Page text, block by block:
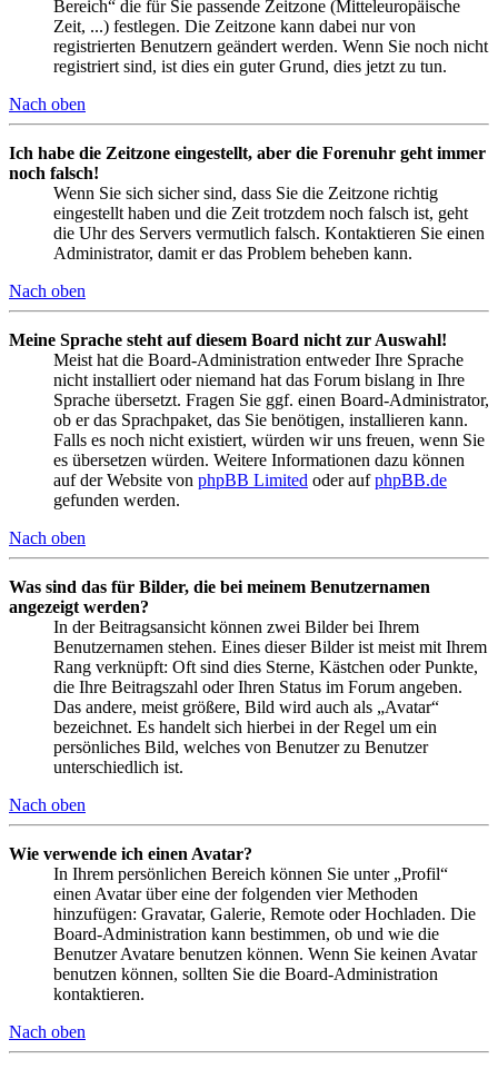
Bereich“ die für Sie passende Zeitzone (Mitteleuropäische
Zeit, ...) festlegen. Die Zeitzone kann dabei nur von
registrierten Benutzern geändert werden. Wenn Sie noch nicht
registriert sind, ist dies ein guter Grund, dies jetzt zu tun.
Nach oben
Ich habe die Zeitzone eingestellt, aber die Forenuhr geht immer
noch falsch!
Wenn Sie sich sicher sind, dass Sie die Zeitzone richtig
eingestellt haben und die Zeit trotzdem noch falsch ist, geht
die Uhr des Servers vermutlich falsch. Kontaktieren Sie einen
Administrator, damit er das Problem beheben kann.
Nach oben
Meine Sprache steht auf diesem Board nicht zur Auswahl!
Meist hat die Board-Administration entweder Ihre Sprache
nicht installiert oder niemand hat das Forum bislang in Ihre
Sprache übersetzt. Fragen Sie ggf. einen Board-Administrator,
ob er das Sprachpaket, das Sie benötigen, installieren kann.
Falls es noch nicht existiert, würden wir uns freuen, wenn Sie
es übersetzen würden. Weitere Informationen dazu können
auf der Website von phpBB Limited oder aufphpBB.de
gefunden werden.
Nach oben
Was sind das für Bilder, die bei meinem Benutzernamen
angezeigt werden?
In der Beitragsansicht können zwei Bilder bei Ihrem
Benutzernamen stehen. Eines dieser Bilder ist meist mit Ihrem
Rang verknüpft: Oft sind dies Sterne, Kästchen oder Punkte,
die Ihre Beitragszahl oder Ihren Status im Forum angeben.
Das andere, meist größere, Bild wird auch als „Avatar“
bezeichnet. Es handelt sich hierbei in der Regel um ein
persönliches Bild, welches von Benutzer zu Benutzer
unterschiedlich ist.
Nach oben
Wie verwende ich einen Avatar?
In Ihrem persönlichen Bereich können Sie unter „Profil“
einen Avatar über eine der folgenden vier Methoden
hinzufügen: Gravatar, Galerie, Remote oder Hochladen. Die
Board-Administration kann bestimmen, ob und wie die
Benutzer Avatare benutzen können. Wenn Sie keinen Avatar
benutzen können, sollten Sie die Board-Administration
kontaktieren.
Nach oben